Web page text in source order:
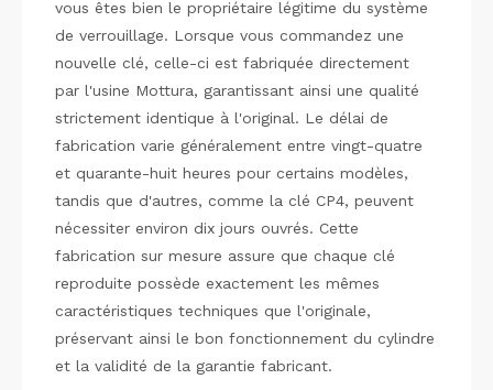
vous êtes bien le propriétaire légitime du système
de verrouillage. Lorsque vous commandez une
nouvelle clé, celle-ci est fabriquée directement
par l'usine Mottura, garantissant ainsi une qualité
strictement identique à l'original. Le délai de
fabrication varie généralement entre vingt-quatre
et quarante-huit heures pour certains modèles,
tandis que d'autres, comme la clé CP4, peuvent
nécessiter environ dix jours ouvrés. Cette
fabrication sur mesure assure que chaque clé
reproduite possède exactement les mêmes
caractéristiques techniques que l'originale,
préservant ainsi le bon fonctionnement du cylindre
et la validité de la garantie fabricant.